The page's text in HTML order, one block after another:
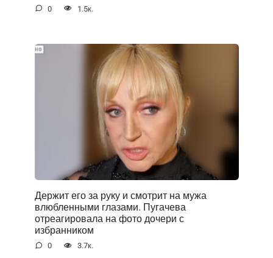
0 1.5к.
Держит его за руку и смотрит на мужа
влюбленными глазами. Пугачева
отреагировала на фото дочери с
избранником
0 3.7к.